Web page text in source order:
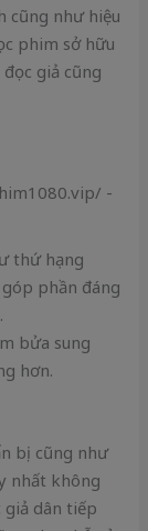
cũng như hiệu
phim sở hữu
giả cũng
thứ hạng
phần đáng
bửa sung
hơn.
bị cũng như
nhất không
giả dân tiếp